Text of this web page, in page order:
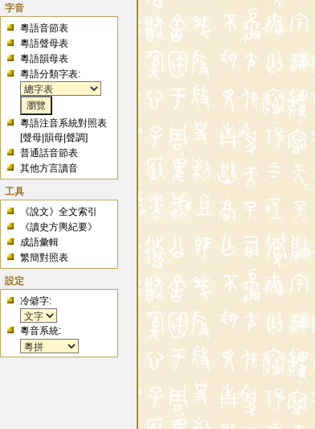
字音
粵語音節表
粵語聲母表
粵語韻母表
粵語分類字表:
粵語注音系統對照表
[聲母 |韻母 |聲調]
普通話音節表
其他方言讀音
工具
《說文》全文索引
《讀史方輿紀要》
成語彙輯
繁簡對照表
設定
冷僻字:
粵音系統: